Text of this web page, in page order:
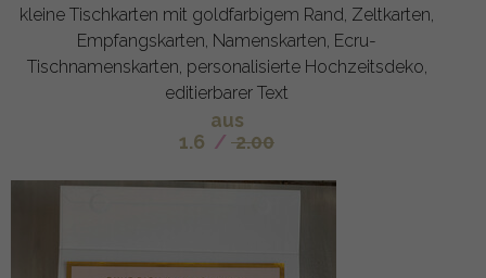
kleine Tischkarten mit goldfarbigem Rand, Zeltkarten,
Empfangskarten, Namenskarten, Ecru-
Tischnamenskarten, personalisierte Hochzeitsdeko,
editierbarer Text
aus
1.6 / 2.00